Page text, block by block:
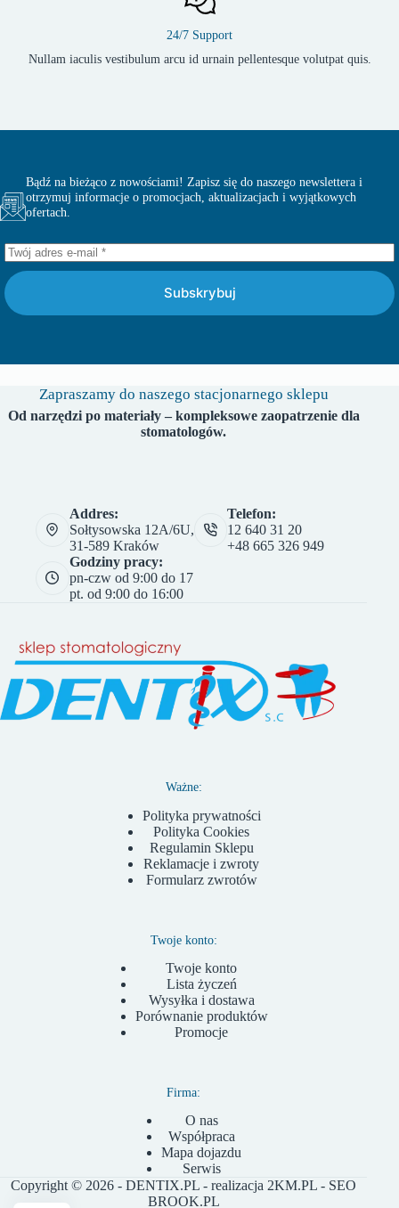
24/7 Support
Nullam iaculis vestibulum arcu id urnain pellentesque volutpat quis.
Bądź na bieżąco z nowościami! Zapisz się do naszego newslettera i
otrzymuj informacje o promocjach, aktualizacjach i wyjątkowych
ofertach.
Subskrybuj
Zapraszamy do naszego stacjonarnego sklepu
Od narzędzi po materiały – kompleksowe zaopatrzenie dla
stomatologów.
Addres:
Sołtysowska 12A/6U,
31-589 Kraków
Telefon:
12 640 31 20
+48 665 326 949
Godziny pracy:
pn-czw od 9:00 do 17
pt. od 9:00 do 16:00
Ważne:
Polityka prywatności
Polityka Cookies
Regulamin Sklepu
Reklamacje i zwroty
Formularz zwrotów
Twoje konto:
Twoje konto
Lista życzeń
Wysyłka i dostawa
Porównanie produktów
Promocje
Firma:
O nas
Współpraca
Mapa dojazdu
Serwis
Copyright © 2026 - DENTIX.PL - realizacja 2KM.PL - SEO
BROOK.PL